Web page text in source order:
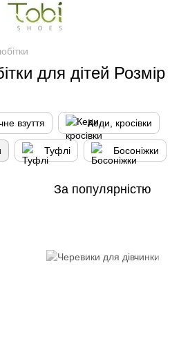
для дітей Розмір
взуття Кеди, кросівки
Туфлі Босоніжки
За популярністю